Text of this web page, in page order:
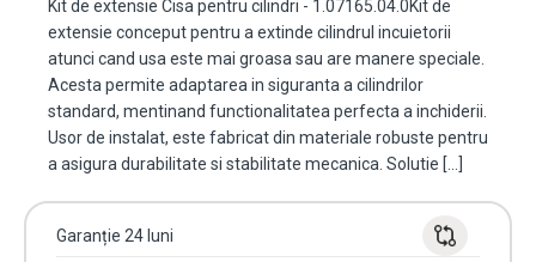
Kit de extensie Cisa pentru cilindri - 1.07165.04.0Kit de
extensie conceput pentru a extinde cilindrul incuietorii
atunci cand usa este mai groasa sau are manere speciale.
Acesta permite adaptarea in siguranta a cilindrilor
standard, mentinand functionalitatea perfecta a inchiderii.
Usor de instalat, este fabricat din materiale robuste pentru
a asigura durabilitate si stabilitate mecanica. Solutie […]
Garanție 24 luni